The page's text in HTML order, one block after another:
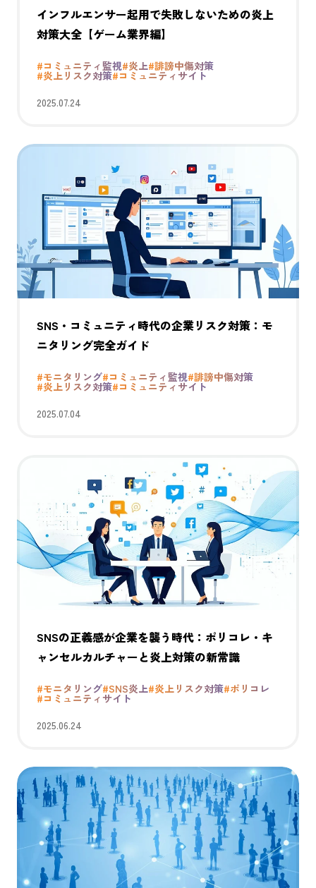
インフルエンサー起用で失敗しないための炎上
対策大全【ゲーム業界編】
#コミュニティ監視#炎上#誹謗中傷対策
#炎上リスク対策#コミュニティサイト
2025.07.24
SNS・コミュニティ時代の企業リスク対策：モ
ニタリング完全ガイド
#モニタリング#コミュニティ監視#誹謗中傷対策
#炎上リスク対策#コミュニティサイト
2025.07.04
SNSの正義感が企業を襲う時代：ポリコレ・キ
ャンセルカルチャーと炎上対策の新常識
#モニタリング#SNS炎上#炎上リスク対策#ポリコレ
#コミュニティサイト
2025.06.24